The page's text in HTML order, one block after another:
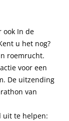
ook In de
u het nog?
roemrucht.
voor een
De uitzending
van
uit te helpen: